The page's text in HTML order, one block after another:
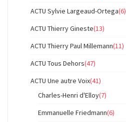
ACTU Sylvie Largeaud-Ortega(6)
ACTU Thierry Gineste(13)
ACTU Thierry Paul Millemann(11)
ACTU Tous Dehors(47)
ACTU Une autre Voix(41)
Charles-Henri d'Elloy(7)
Emmanuelle Friedmann(6)